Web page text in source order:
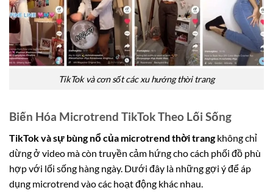
TikTok và cơn sốt các xu hướng thời trang
Biến Hóa Microtrend TikTok Theo Lối Sống
TikTok và sự bùng nổ của microtrend thời trangkhông chỉ
dừng ở video mà còn truyền cảm hứng cho cách phối đồ phù
hợp với lối sống hàng ngày. Dưới đây là những gợi ý để áp
dụng microtrend vào các hoạt động khác nhau.